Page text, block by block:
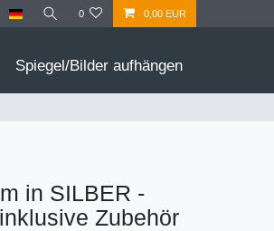
0 0,00 EUR
Spiegel/Bilder aufhängen
in SILBER -
Zubehör